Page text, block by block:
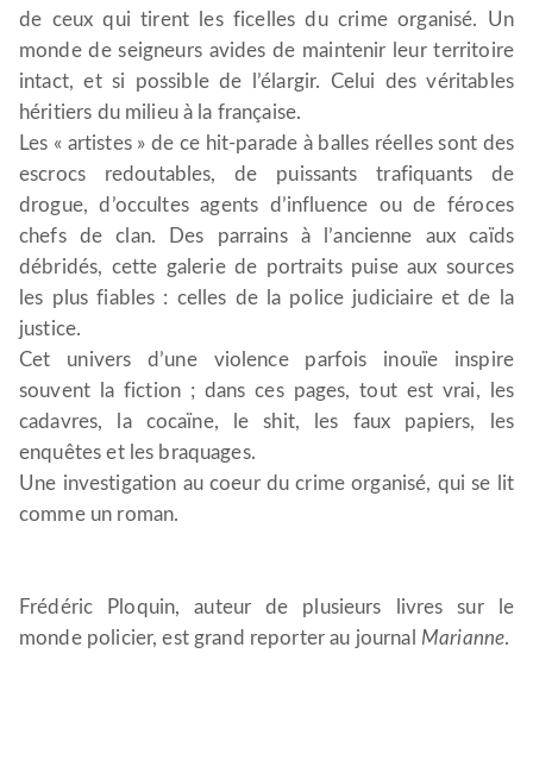
de ceux qui tirent les ficelles du crime organisé. Un
monde de seigneurs avides de maintenir leur territoire
intact, et si possible de l’élargir. Celui des véritables
héritiers du milieu à la française.
Les « artistes » de ce hit-parade à balles réelles sont des
escrocs redoutables, de puissants trafiquants de
drogue, d’occultes agents d’influence ou de féroces
chefs de clan. Des parrains à l’ancienne aux caïds
débridés, cette galerie de portraits puise aux sources
les plus fiables : celles de la police judiciaire et de la
justice.
Cet univers d’une violence parfois inouïe inspire
souvent la fiction ; dans ces pages, tout est vrai, les
cadavres, la cocaïne, le shit, les faux papiers, les
enquêtes et les braquages.
Une investigation au coeur du crime organisé, qui se lit
comme un roman.
Frédéric Ploquin, auteur de plusieurs livres sur le
monde policier, est grand reporter au journal Marianne.